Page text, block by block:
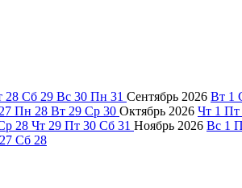
28 Сб 29 Вс 30 Пн 31 Сентябрь 2026 Вт 1
27 Пн 28 Вт 29 Ср 30 Октябрь 2026 Чт 1 Пт
28 Чт 29 Пт 30 Сб 31 Ноябрь 2026 Вс 1
27 Сб 28